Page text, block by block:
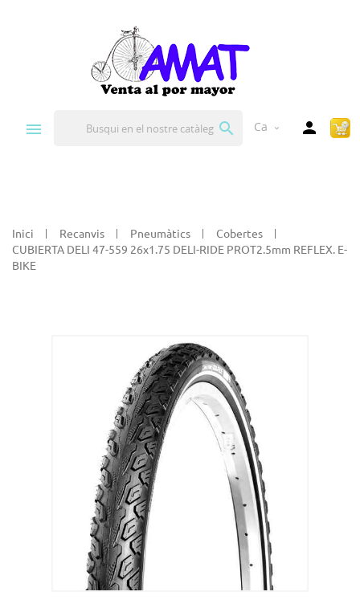
 Ca expand_more 
Inici Recanvis Pneumàtics
Cobertes
CUBIERTA DELI 47-559 26x1.75 DELI-RIDE PROT2.5mm REFLEX. E-
BIKE